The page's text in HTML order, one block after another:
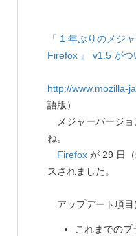
「 1 年ぶりのメジ
Firefox 』 v1.5 がつ
http://www.mozilla-
語版）
メジャーバージョ
ね。
Firefox が 29 日
スされました。
アップデート項目
これまでの